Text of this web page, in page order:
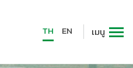
TH EN เมนู